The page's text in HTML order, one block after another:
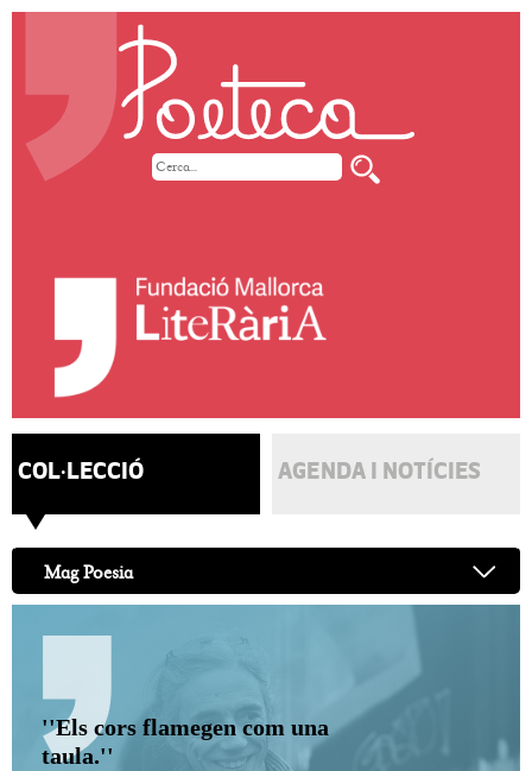
COL·LECCIÓ AGENDA I NOTÍCIES
Mag Poesia
''Els cors flamegen com una
taula.''